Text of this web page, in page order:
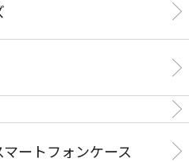
マートフォンケース